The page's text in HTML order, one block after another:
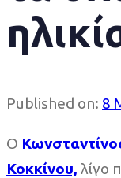
Published on: 8
Ο
Κοκκίνου, λίγο